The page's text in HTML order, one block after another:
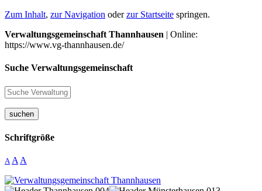
Zum Inhalt, zur Navigation oderzur Startseite springen.
Verwaltungsgemeinschaft Thannhausen | Online:
https://www.vg-thannhausen.de/
Suche Verwaltungsgemeinschaft
suchen
Schriftgröße
A A A